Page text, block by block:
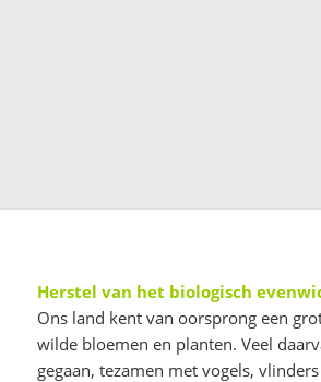
Herstel van het biologisch eve
Ons land kent van oorsprong een
wilde bloemen en planten. Veel
gegaan, tezamen met vogels,